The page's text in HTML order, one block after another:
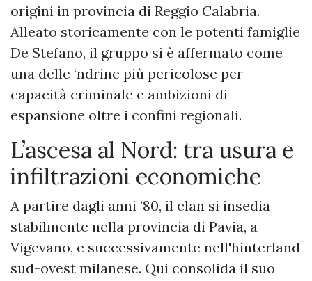
origini in provincia di Reggio Calabria.
Alleato storicamente con le potenti famiglie
De Stefano, il gruppo si è affermato come
una delle ‘ndrine più pericolose per
capacità criminale e ambizioni di
espansione oltre i confini regionali.
L’ascesa al Nord: tra usura e
infiltrazioni economiche
A partire dagli anni ’80, il clan si insedia
stabilmente nella provincia di Pavia, a
Vigevano, e successivamente nell'hinterland
sud-ovest milanese. Qui consolida il suo